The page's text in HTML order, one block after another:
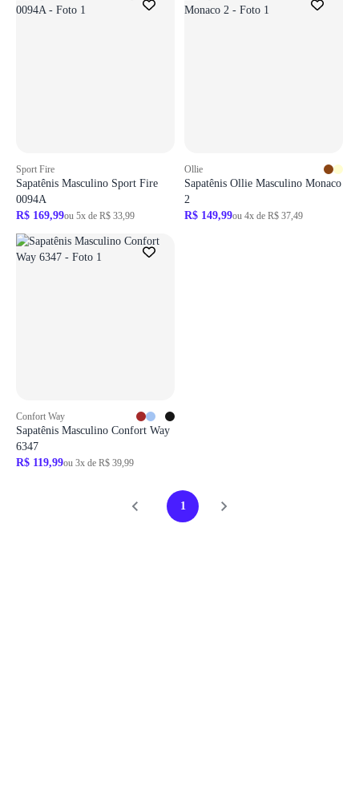
Sport Fire
Sapatênis Masculino Sport Fire
0094A
R$ 169,99ou 5x de R$ 33,99
Ollie
Sapatênis Ollie Masculino Monaco
2
R$ 149,99ou 4x de R$ 37,49
Confort Way
Sapatênis Masculino Confort Way
6347
R$ 119,99ou 3x de R$ 39,99
1